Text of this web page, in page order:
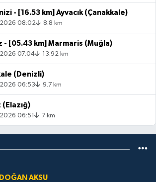
- [16.53 km] Ayvacık (Çanakkale)
08:02 8.8 km
- [05.43 km] Marmaris (Muğla)
07:04 13.92 km
(Denizli)
06:53 9.7 km
06:51 7 km
AKSU